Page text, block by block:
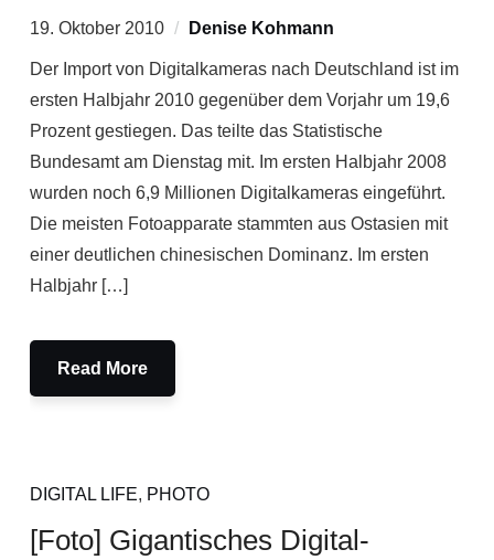
19. Oktober 2010 Denise Kohmann
Der Import von Digitalkameras nach Deutschland ist im
ersten Halbjahr 2010 gegenüber dem Vorjahr um 19,6
Prozent gestiegen. Das teilte das Statistische
Bundesamt am Dienstag mit. Im ersten Halbjahr 2008
wurden noch 6,9 Millionen Digitalkameras eingeführt.
Die meisten Fotoapparate stammten aus Ostasien mit
einer deutlichen chinesischen Dominanz. Im ersten
Halbjahr […]
Read More
DIGITAL LIFE, PHOTO
[Foto] Gigantisches Digital-